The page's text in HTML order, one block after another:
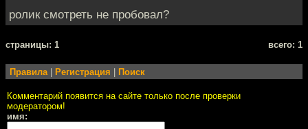
ролик смотреть не пробовал?
cтраницы: 1 всего: 1
Правила| Регистрация Поиск
Комментарий появится на сайте только после проверки
модератором!
имя: